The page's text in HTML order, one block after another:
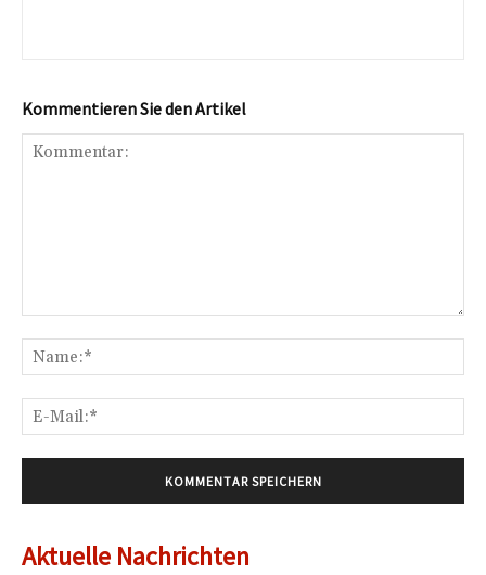
Kommentieren Sie den Artikel
Aktuelle Nachrichten